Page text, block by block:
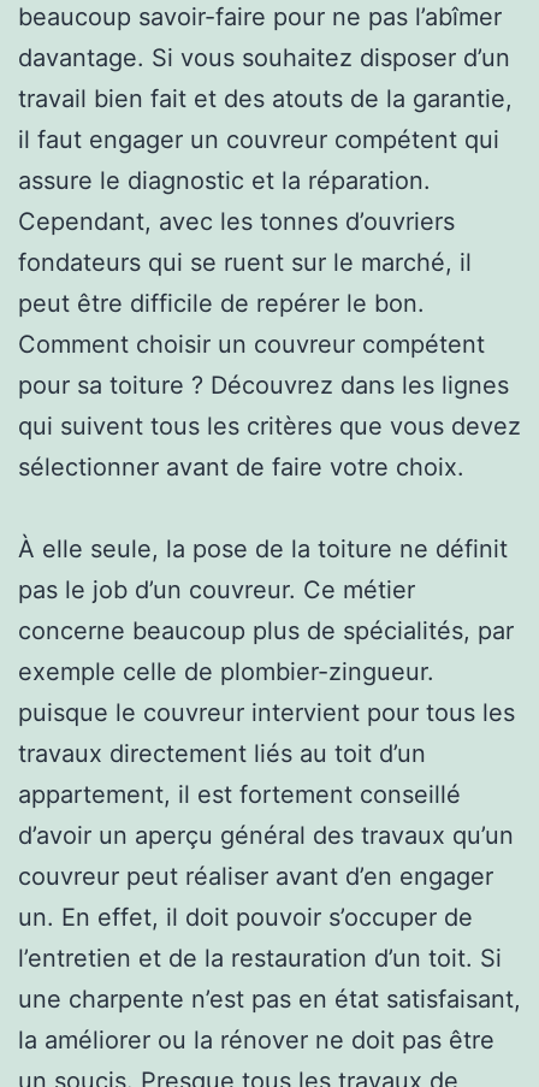
beaucoup savoir-faire pour ne pas l’abîmer
davantage. Si vous souhaitez disposer d’un
travail bien fait et des atouts de la garantie,
il faut engager un couvreur compétent qui
assure le diagnostic et la réparation.
Cependant, avec les tonnes d’ouvriers
fondateurs qui se ruent sur le marché, il
peut être difficile de repérer le bon.
Comment choisir un couvreur compétent
pour sa toiture ? Découvrez dans les lignes
qui suivent tous les critères que vous devez
sélectionner avant de faire votre choix.
À elle seule, la pose de la toiture ne définit
pas le job d’un couvreur. Ce métier
concerne beaucoup plus de spécialités, par
exemple celle de plombier-zingueur.
puisque le couvreur intervient pour tous les
travaux directement liés au toit d’un
appartement, il est fortement conseillé
d’avoir un aperçu général des travaux qu’un
couvreur peut réaliser avant d’en engager
un. En effet, il doit pouvoir s’occuper de
l’entretien et de la restauration d’un toit. Si
une charpente n’est pas en état satisfaisant,
la améliorer ou la rénover ne doit pas être
un soucis. Presque tous les travaux de